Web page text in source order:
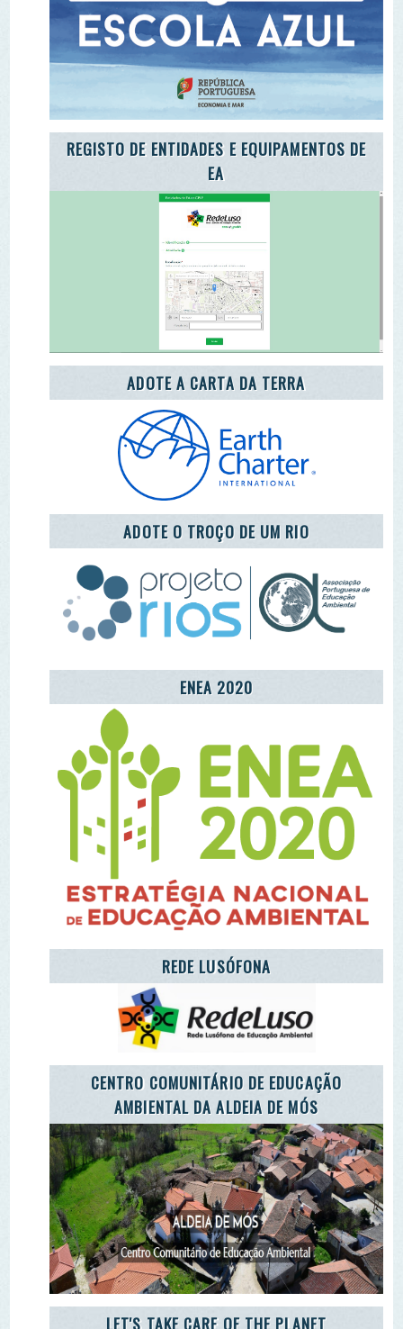
ADOTE A CARTA DA TERRA
ADOTE O TROÇO DE UM RIO
ENEA 2020
REDE LUSÓFONA
CENTRO COMUNITÁRIO DE EDUCAÇÃO
AMBIENTAL DA ALDEIA DE MÓS
LET'S TAKE CARE OF THE PLANET
CARETAKERS